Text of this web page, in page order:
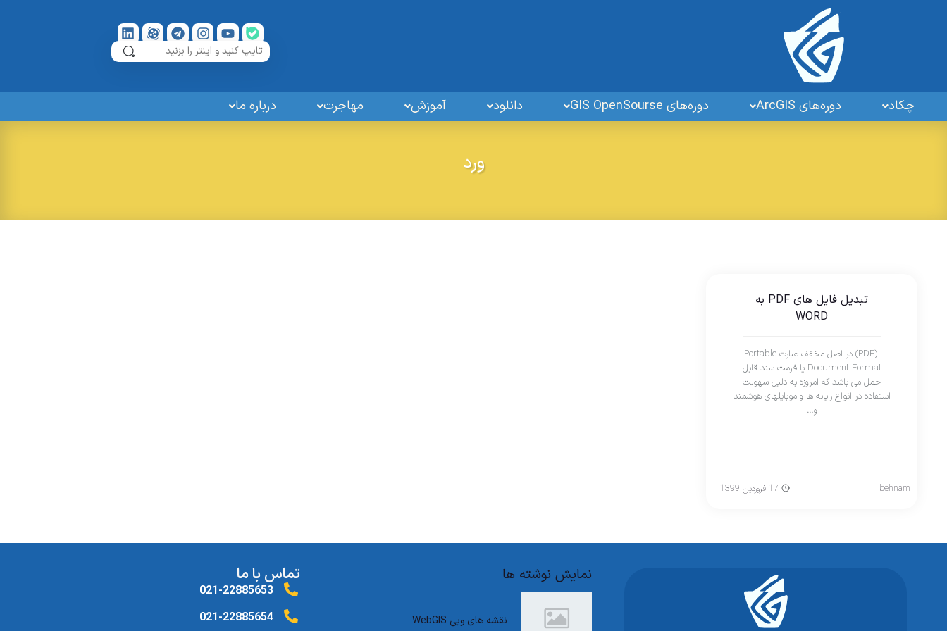
چکاد دوره‌های ArcGIS دوره‌های GIS OpenSourse دانلود آموزش مهاجرت درباره ما
ورد
تبدیل فایل های PDF به
WORD
(PDF) در اصل مخفف عبارت Portable
Document Format یا فرمت سند قابل
حمل می باشد که امروزه به دلیل سهولت
استفاده در انواع رایانه ها و موبایلهای هوشمند
و…
behnam
نمایش نوشته ها
نقشه های وبی WebGIS
تماس با ما
021-22885653
021-22885654